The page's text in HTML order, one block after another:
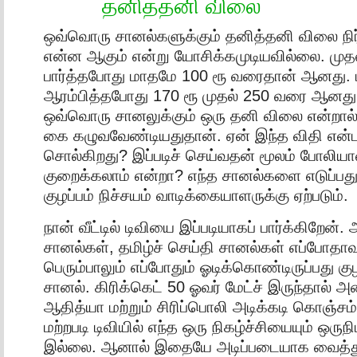
தனித்தனி விலை
ஒவ்வொரு சானல்களுக்கும் தனித்தனி விலை
என்ன ஆகும் என்று யோசிக்கமுடியவில்லை.
பார்த்தபோது மாதமே 100 ரூ வரைதான் ஆனது.
ஆரம்பித்தபோது 170 ரூ முதல் 250 வரை
ஒவ்வொரு சானலுக்கும் ஒரு தனி விலை
கை கழுவவேண்டியதுதான். ஏன் இந்த விதி
சொல்கிறது? இப்படிச் செய்வதன் மூலம்
குறைக்கலாம் என்றா? எந்த சானல்களை எடுப்பது,
குழப்பம் நிச்சயம் வாடிக்கையாளருக்கு ஏற்படும்.
நான் வீட்டில் டிவியை இப்படியாகப்
சானல்கள், தமிழ்ச் செய்தி சானல்கள்
பெரும்பாலும் எப்போதும் ஓடிக்கொண்டிருப்பது
சானல். கிரிக்கெட் 50 ஓவர் மேட்ச் இருந்தால்
ஆதித்யா மற்றும் சிரிப்பொலி அடிக்கடி
மற்றபடி டிவியில் எந்த ஒரு நிகழ்ச்சியையும்
இல்லை. ஆனால் இதையே அடிப்படையாக